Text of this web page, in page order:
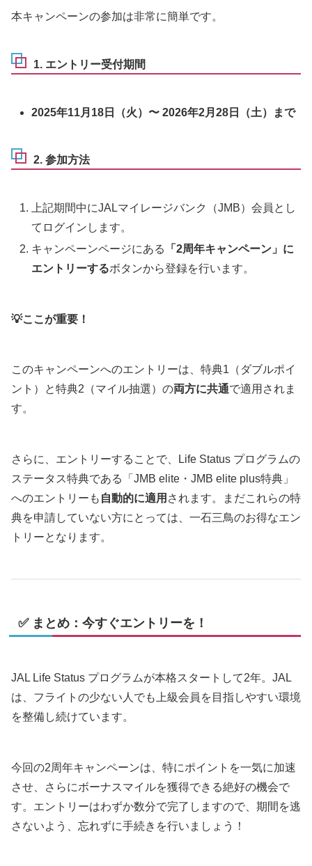
本キャンペーンの参加は非常に簡単です。
1. エントリー受付期間
2025年11月18日（火）〜 2026年2月28日（土）まで
2. 参加方法
上記期間中にJALマイレージバンク（JMB）会員とし
てログインします。
キャンペーンページにある
「2周年キャンペーン」に
エントリーするボタンから登録を行います。
💡ここが重要！
このキャンペーンへのエントリーは、特典1（ダブルポイ
ント）と特典2（マイル抽選）の両方に共通で適用されま
す。
さらに、エントリーすることで、Life Status プログラムの
ステータス特典である「JMB elite・JMB elite plus特典」
へのエントリーも 自動的に適用 されます。まだこれらの特
典を申請していない方にとっては、一石三鳥のお得なエン
トリーとなります。
✅ まとめ：今すぐエントリーを！
JAL Life Status プログラムが本格スタートして2年。JAL
は、フライトの少ない人でも上級会員を目指しやすい環境
を整備し続けています。
今回の2周年キャンペーンは、特にポイントを一気に加速
させ、さらにボーナスマイルを獲得できる絶好の機会で
す。エントリーはわずか数分で完了しますので、期間を逃
さないよう、忘れずに手続きを行いましょう！